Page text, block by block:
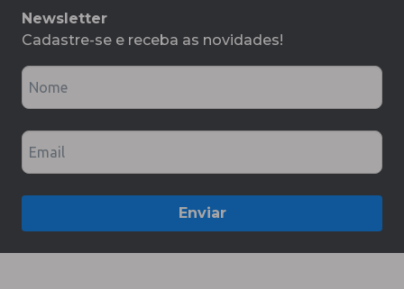
Newsletter
Cadastre-se e receba as novidades!
Nome
Email
Enviar